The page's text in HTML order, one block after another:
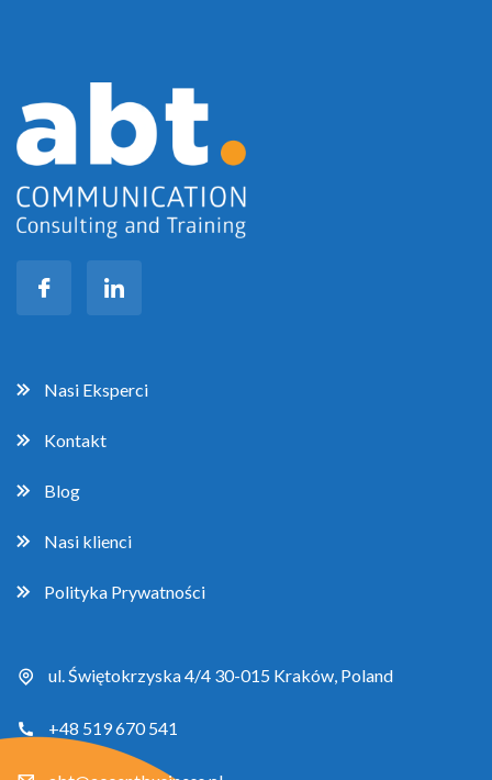
Nasi Eksperci
Kontakt
Blog
Nasi klienci
Polityka Prywatności
ul. Świętokrzyska 4/4 30-015 Kraków, Poland
+48 519 670 541